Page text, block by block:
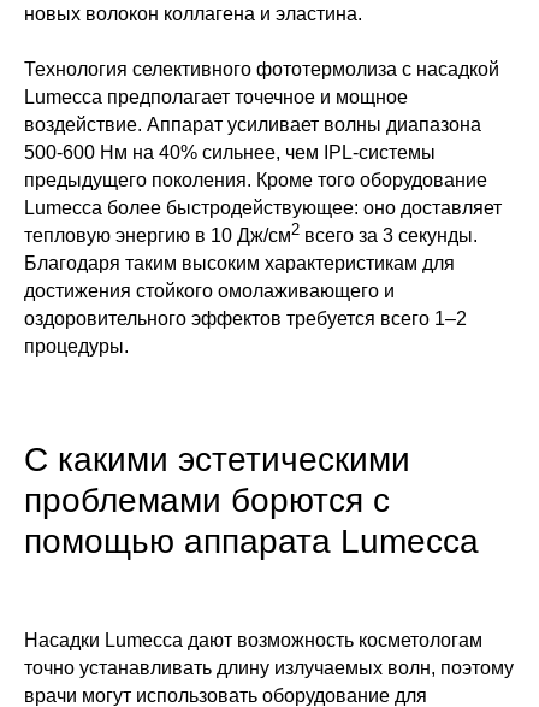
новых волокон коллагена и эластина.
Технология селективного фототермолиза с насадкой
Lumecca предполагает точечное и мощное
воздействие. Аппарат усиливает волны диапазона
500-600 Нм на 40% сильнее, чем IPL-системы
предыдущего поколения. Кроме того оборудование
Lumecca более быстродействующее: оно доставляет
тепловую энергию в 10 Дж/см2 всего за 3 секунды.
Благодаря таким высоким характеристикам для
достижения стойкого омолаживающего и
оздоровительного эффектов требуется всего 1–2
процедуры.
С какими эстетическими
проблемами борются с
помощью аппарата Lumecca
Насадки Lumecca дают возможность косметологам
точно устанавливать длину излучаемых волн, поэтому
врачи могут использовать оборудование для